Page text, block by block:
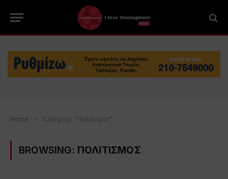
Home » Category: "Πολιτισμός"
BROWSING: ΠΟΛΙΤΙΣΜΟΣ